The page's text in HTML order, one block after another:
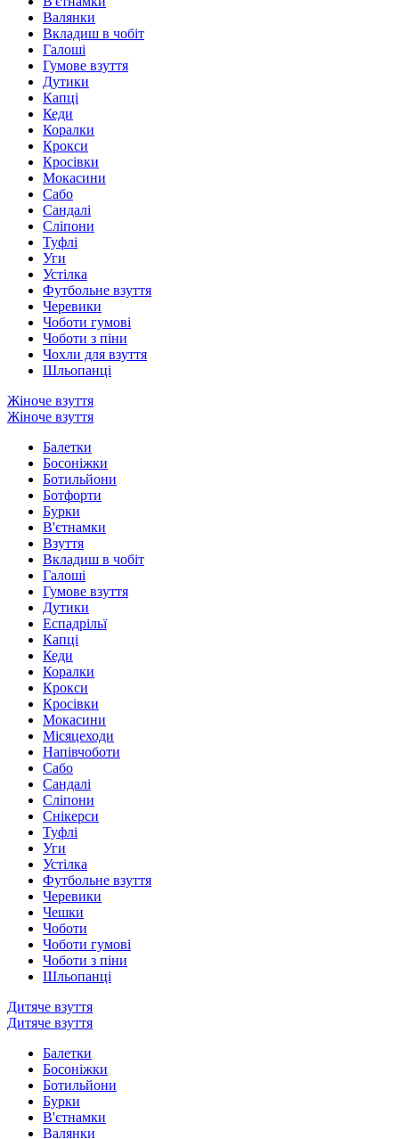
Валянки
Вкладиш в чобіт
Галоші
Гумове взуття
Дутики
Капці
Кеди
Коралки
Крокси
Кросівки
Мокасини
Сабо
Сандалі
Сліпони
Туфлі
Уги
Устілка
Футбольне взуття
Черевики
Чоботи гумові
Чоботи з піни
Чохли для взуття
Шльопанці
Жіноче взуття
Жіноче взуття
Балетки
Босоніжки
Ботильйони
Ботфорти
Бурки
В'єтнамки
Взуття
Вкладиш в чобіт
Галоші
Гумове взуття
Дутики
Еспадрільї
Капці
Кеди
Коралки
Крокси
Кросівки
Мокасини
Місяцеходи
Напівчоботи
Сабо
Сандалі
Сліпони
Снікерси
Туфлі
Уги
Устілка
Футбольне взуття
Черевики
Чешки
Чоботи
Чоботи гумові
Чоботи з піни
Шльопанці
Дитяче взуття
Дитяче взуття
Балетки
Босоніжки
Ботильйони
Бурки
В'єтнамки
Валянки